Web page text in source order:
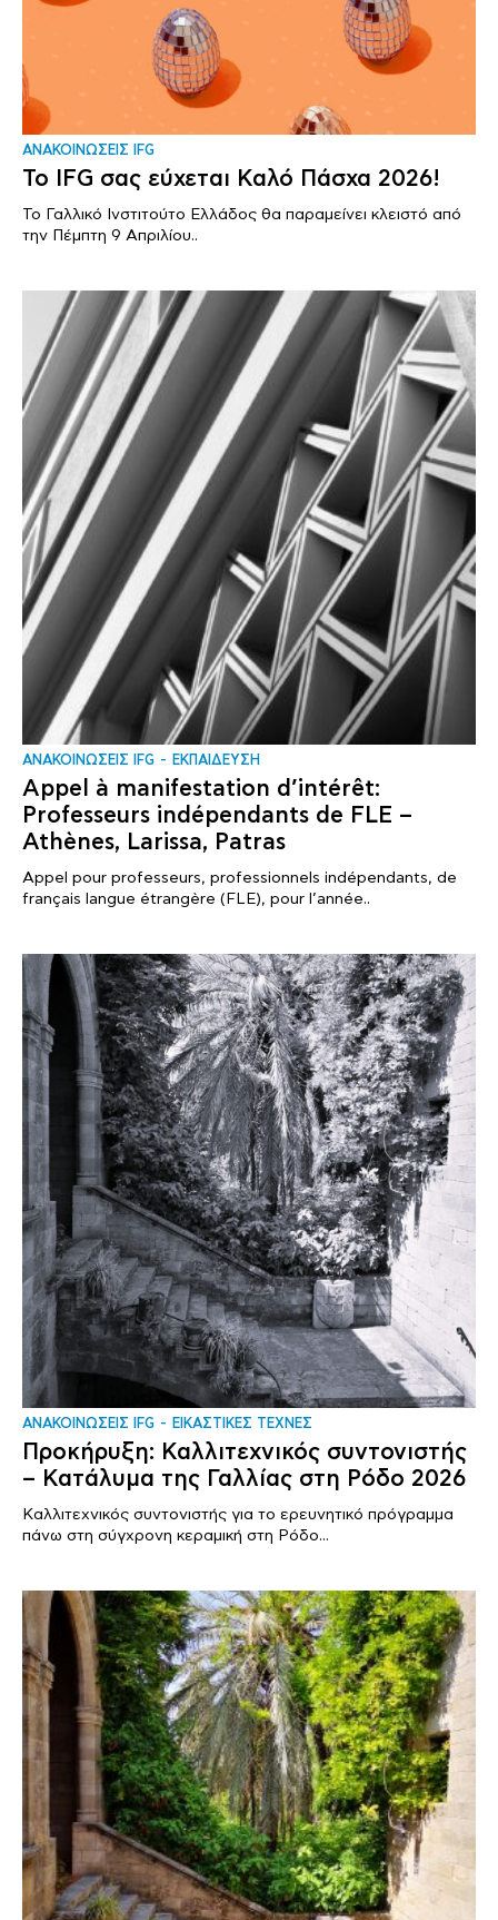
ΑΝΑΚΟΙΝΩΣΕΙΣ IFG
Το IFG σας εύχεται Καλό Πάσχα 2026!
Το Γαλλικό Ινστιτούτο Ελλάδος θα παραμείνει κλειστό από
την Πέμπτη 9 Απριλίου..
ΑΝΑΚΟΙΝΩΣΕΙΣ IFG ΕΚΠΑΙΔΕΥΣΗ
Appel à manifestation d’intérêt:
Professeurs indépendants de FLE –
Athènes, Larissa, Patras
Appel pour professeurs, professionnels indépendants, de
français langue étrangère (FLE), pour l’année..
ΑΝΑΚΟΙΝΩΣΕΙΣ IFG ΕΙΚΑΣΤΙΚΕΣ ΤΕΧΝΕΣ
Προκήρυξη: Καλλιτεχνικός συντονιστής
– Κατάλυμα της Γαλλίας στη Ρόδο 2026
Καλλιτεχνικός συντονιστής για το ερευνητικό πρόγραμμα
πάνω στη σύγχρονη κεραμική στη Ρόδο...